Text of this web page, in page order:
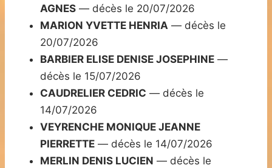
AGNES — décès le 20/07/2026
MARION YVETTE HENRIA — décès le
20/07/2026
BARBIER ELISE DENISE JOSEPHINE —
décès le 15/07/2026
CAUDRELIER CEDRIC — décès le
14/07/2026
VEYRENCHE MONIQUE JEANNE
PIERRETTE — décès le 14/07/2026
MERLIN DENIS LUCIEN — décès le